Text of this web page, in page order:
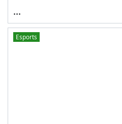
...
Esports